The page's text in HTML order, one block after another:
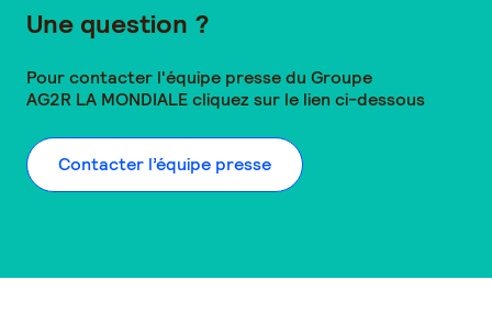
Une question ?
Pour contacter l'équipe presse du Groupe
AG2R LA MONDIALEcliquez sur le lien ci-dessous
Contacter l’équipe presse